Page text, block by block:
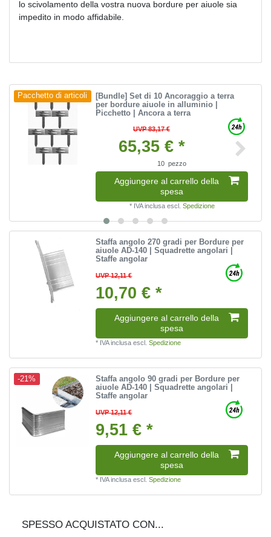
lo scivolamento della vostra nuova bordure per aiuole sia
impedito in modo affidabile.
Pacchetto di articoli
[Bundle] Set di 10 Ancoraggio a terra
per bordure aiuole in alluminio |
Picchetto | Ancora a terra
UVP 83,17 €
65,35 € *
10 pezzo
Aggiungere al carrello della
spesa
* IVA inclusaescl. Spedizione
Staffa angolo 270 gradi per Bordure per
aiuole AD-140 | Squadrette angolari |
Staffe angolar
UVP 12,11 €
10,70 € *
Aggiungere al carrello della
spesa
* IVA inclusa escl.Spedizione
-21%
Staffa angolo 90 gradi per Bordure per
aiuole AD-140 | Squadrette angolari |
Staffe angolar
UVP 12,11 €
9,51 € *
Aggiungere al carrello della
spesa
* IVA inclusa escl.Spedizione
SPESSO ACQUISTATO CON...